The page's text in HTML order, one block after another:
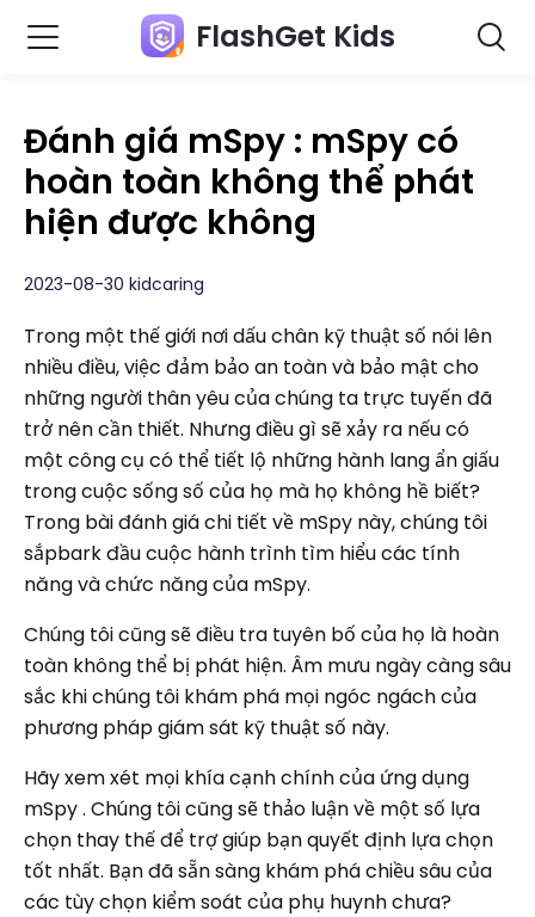
FlashGet Kids
Đánh giá mSpy : mSpy có
hoàn toàn không thể phát
hiện được không
2023-08-30 kidcaring
Trong một thế giới nơi dấu chân kỹ thuật số nói lên
nhiều điều, việc đảm bảo an toàn và bảo mật cho
những người thân yêu của chúng ta trực tuyến đã
trở nên cần thiết. Nhưng điều gì sẽ xảy ra nếu có
một công cụ có thể tiết lộ những hành lang ẩn giấu
trong cuộc sống số của họ mà họ không hề biết?
Trong bài đánh giá chi tiết về mSpy này, chúng tôi
sắpbark đầu cuộc hành trình tìm hiểu các tính
năng và chức năng của mSpy.
Chúng tôi cũng sẽ điều tra tuyên bố của họ là hoàn
toàn không thể bị phát hiện. Âm mưu ngày càng sâu
sắc khi chúng tôi khám phá mọi ngóc ngách của
phương pháp giám sát kỹ thuật số này.
Hãy xem xét mọi khía cạnh chính của ứng dụng
mSpy . Chúng tôi cũng sẽ thảo luận về một số lựa
chọn thay thế để trợ giúp bạn quyết định lựa chọn
tốt nhất. Bạn đã sẵn sàng khám phá chiều sâu của
các tùy chọn kiểm soát của phụ huynh chưa?